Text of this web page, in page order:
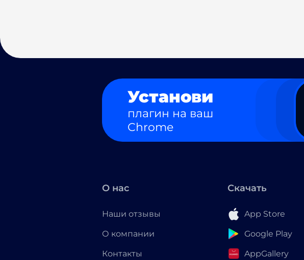
Установи
плагин на ваш
Chrome
О нас
Наши отзывы
О компании
Контакты
Скачать
App Store
Google Play
AppGallery